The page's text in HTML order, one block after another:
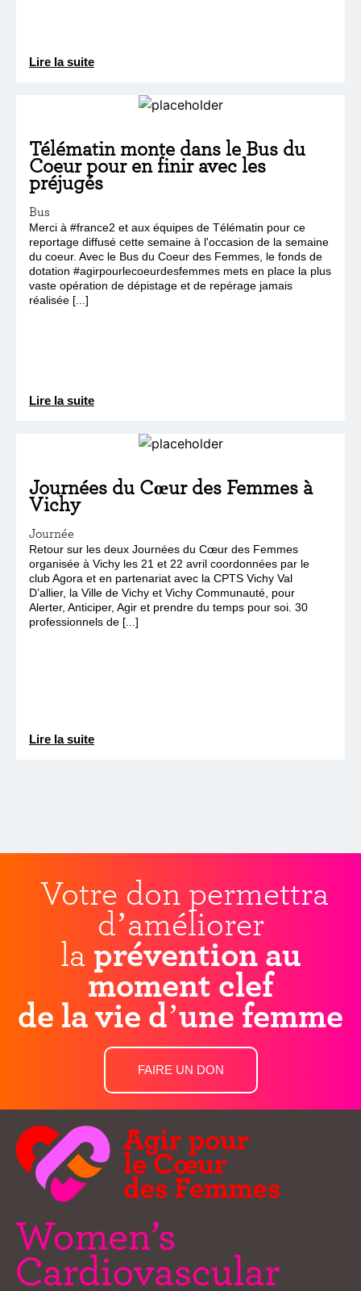
Lire la suite
Télématin monte dans le Bus du
Coeur pour en finir avec les
préjugés
Bus
Merci à #france2 et aux équipes de Télématin pour ce
reportage diffusé cette semaine à l'occasion de la semaine
du coeur. Avec le Bus du Coeur des Femmes, le fonds de
dotation #agirpourlecoeurdesfemmes mets en place la plus
vaste opération de dépistage et de repérage jamais
réalisée [...]
Lire la suite
Journées du Cœur des Femmes à
Vichy
Journée
Retour sur les deux Journées du Cœur des Femmes
organisée à Vichy les 21 et 22 avril coordonnées par le
club Agora et en partenariat avec la CPTS Vichy Val
D’allier, la Ville de Vichy et Vichy Communauté, pour
Alerter, Anticiper, Agir et prendre du temps pour soi. 30
professionnels de [...]
Lire la suite
Votre don permettra
d’améliorer
la prévention au
moment clef
de la vie d’une femme
FAIRE UN DON